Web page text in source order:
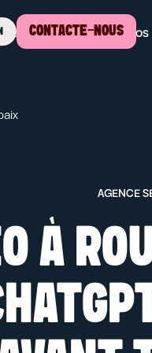
TarifsÀ propos
CONTACTE-NOUS
AGENCE
À